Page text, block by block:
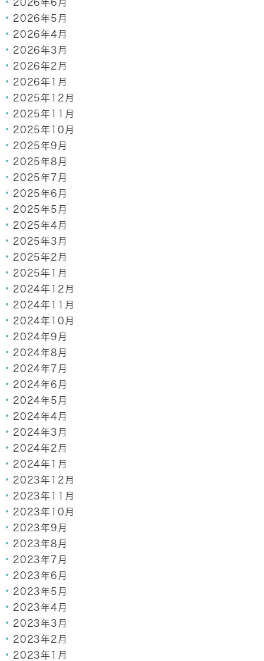
2026年6月
2026年5月
2026年4月
2026年3月
2026年2月
2026年1月
2025年12月
2025年11月
2025年10月
2025年9月
2025年8月
2025年7月
2025年6月
2025年5月
2025年4月
2025年3月
2025年2月
2025年1月
2024年12月
2024年11月
2024年10月
2024年9月
2024年8月
2024年7月
2024年6月
2024年5月
2024年4月
2024年3月
2024年2月
2024年1月
2023年12月
2023年11月
2023年10月
2023年9月
2023年8月
2023年7月
2023年6月
2023年5月
2023年4月
2023年3月
2023年2月
2023年1月